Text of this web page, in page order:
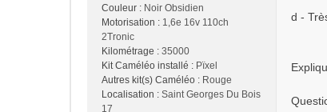
Couleur : Noir Obsidien
Motorisation : 1,6e 16v 110ch
2Tronic
Kilométrage : 35000
Kit Caméléo installé : Pïxel
Autres kit(s) Caméléo : Rouge
Localisation : Saint Georges Du Bois
17
d -